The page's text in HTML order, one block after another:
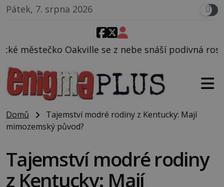
Pátek, 7. srpna 2026
z nebe snáší podivná rosolovitá látka
Domů
Tajemství modré rodiny z Kentucky: Mají
mimozemský původ?
Tajemství modré rodiny
z Kentucky: Mají